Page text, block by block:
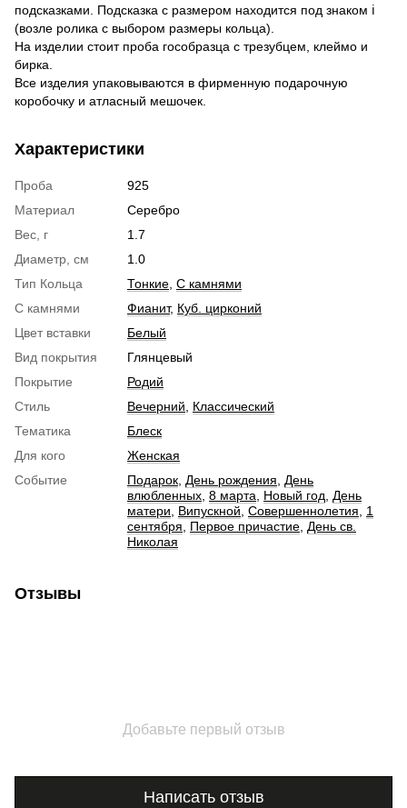
подсказками. Подсказка с размером находится под знаком ℹ
(возле ролика с выбором размеры кольца).
На изделии стоит проба гособразца с трезубцем, клеймо и
бирка.
Все изделия упаковываются в фирменную подарочную
коробочку и атласный мешочек.
Характеристики
Проба
925
Материал
Серебро
Вес, г
1.7
Диаметр, см
1.0
Тип Кольца
Тонкие С камнями
С камнями
Фианит, Куб. цирконий
Цвет вставки
Белый
Вид покрытия
Глянцевый
Покрытие
Родий
Стиль
Вечерний
Классический
Тематика
Блеск
Для кого
Женская
Событие
Подарок День рождения
День
влюбленных 8 марта Новый год
День
матери
Випускной Совершеннолетия
1
сентября
Первое причастие День св.
Николая
Отзывы
Добавьте первый отзыв
Написать отзыв